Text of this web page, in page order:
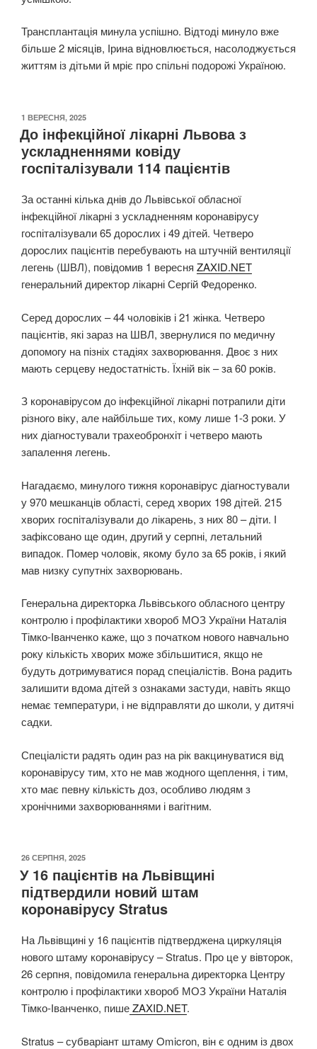
Трансплантація минула успішно. Відтоді минуло вже
більше 2 місяців, Ірина відновлюється, насолоджується
життям із дітьми й мріє про спільні подорожі Україною.
ОПУБЛІКОВАНО
1 ВЕРЕСНЯ, 2025
До інфекційної лікарні Львова з
ускладненнями ковіду
госпіталізували 114 пацієнтів
За останні кілька днів до Львівської обласної
інфекційної лікарні з ускладненням коронавірусу
госпіталізували 65 дорослих і 49 дітей. Четверо
дорослих пацієнтів перебувають на штучній вентиляції
легень (ШВЛ), повідомив 1 вересня ZAXID.NET
генеральний директор лікарні Сергій Федоренко.
Серед дорослих – 44 чоловіків і 21 жінка. Четверо
пацієнтів, які зараз на ШВЛ, звернулися по медичну
допомогу на пізніх стадіях захворювання. Двоє з них
мають серцеву недостатність. Їхній вік – за 60 років.
З коронавірусом до інфекційної лікарні потрапили діти
різного віку, але найбільше тих, кому лише 1-3 роки. У
них діагностували трахеобронхіт і четверо мають
запалення легень.
Нагадаємо, минулого тижня коронавірус діагностували
у 970 мешканців області, серед хворих 198 дітей. 215
хворих госпіталізували до лікарень, з них 80 – діти. І
зафіксовано ще один, другий у серпні, летальний
випадок. Помер чоловік, якому було за 65 років, і який
мав низку супутніх захворювань.
Генеральна директорка Львівського обласного центру
контролю і профілактики хвороб МОЗ України Наталія
Тімко-Іванченко каже, що з початком нового навчально
року кількість хворих може збільшитися, якщо не
будуть дотримуватися порад спеціалістів. Вона радить
залишити вдома дітей з ознаками застуди, навіть якщо
немає температури, і не відправляти до школи, у дитячі
садки.
Спеціалісти радять один раз на рік вакцинуватися від
коронавірусу тим, хто не мав жодного щеплення, і тим,
хто має певну кількість доз, особливо людям з
хронічними захворюваннями і вагітним.
ОПУБЛІКОВАНО
26 СЕРПНЯ, 2025
У 16 пацієнтів на Львівщині
підтвердили новий штам
коронавірусу Stratus
На Львівщині у 16 пацієнтів підтверджена циркуляція
нового штаму коронавірусу – Stratus. Про це у вівторок,
26 серпня, повідомила генеральна директорка Центру
контролю і профілактики хвороб МОЗ України Наталія
Тімко-Іванченко, пишеZAXID.NET.
Stratus – субваріант штаму Omicron, він є одним із двох